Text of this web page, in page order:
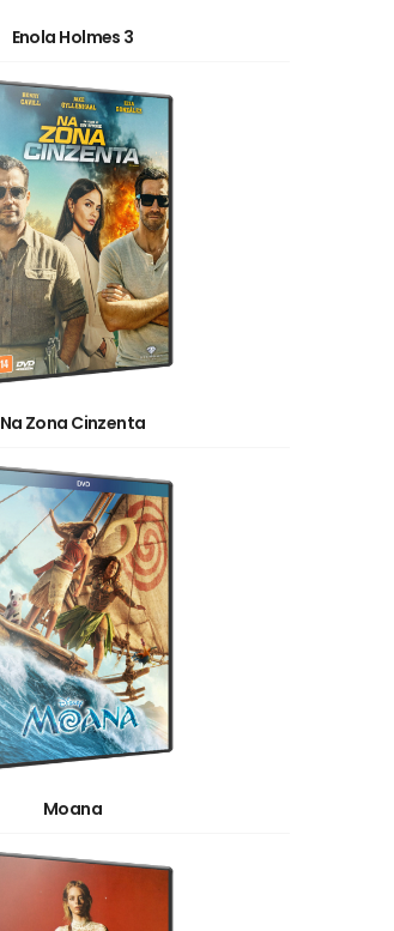
Enola Holmes 3
Na Zona Cinzenta
Moana